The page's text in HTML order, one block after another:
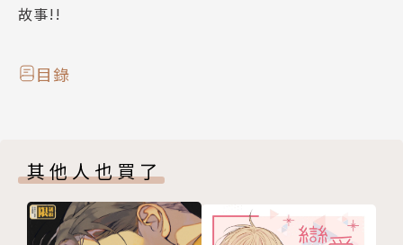
故事!!
目錄
其他人也買了